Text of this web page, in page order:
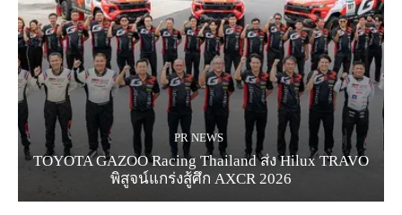
PR NEWS
TOYOTA GAZOO Racing Thailand ส่ง Hilux TRAVO
พิสูจน์แกร่งสู้ศึก AXCR 2026